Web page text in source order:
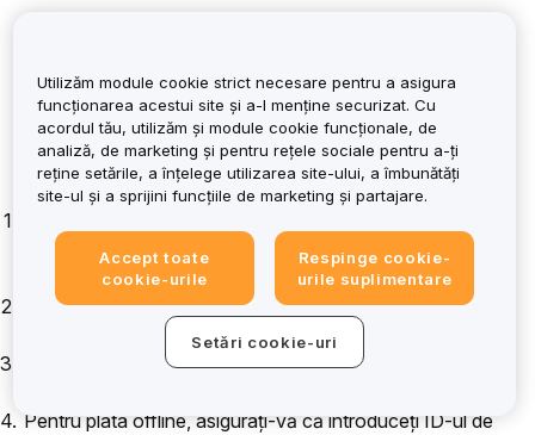
Legat de comandă
Cum pot crește rata de succes a depozitului meu?
folosit pe Bybit EU.Utilizarea conturilor altcuiva
pentru transferuri de plată este strict interzisă.
Asigurați-vă că conexiunea dvs. la internet și dispozitivul
sunt stabile în timpul tranzacției.
Pentru portofele electronice și plată bancară ușoară,
Pentru plata offline, asigurați-vă că introduceți ID-ul de
Utilizăm module cookie strict necesare pentru a asigura
funcționarea acestui site și a-l menține securizat. Cu
acordul tău, utilizăm și module cookie funcționale, de
analiză, de marketing și pentru rețele sociale pentru a-ți
reține setările, a înțelege utilizarea site-ului, a îmbunătăți
site-ul și a sprijini funcțiile de marketing și partajare.
Accept toate
cookie-urile
Respinge cookie-
urile suplimentare
Setări cookie-uri